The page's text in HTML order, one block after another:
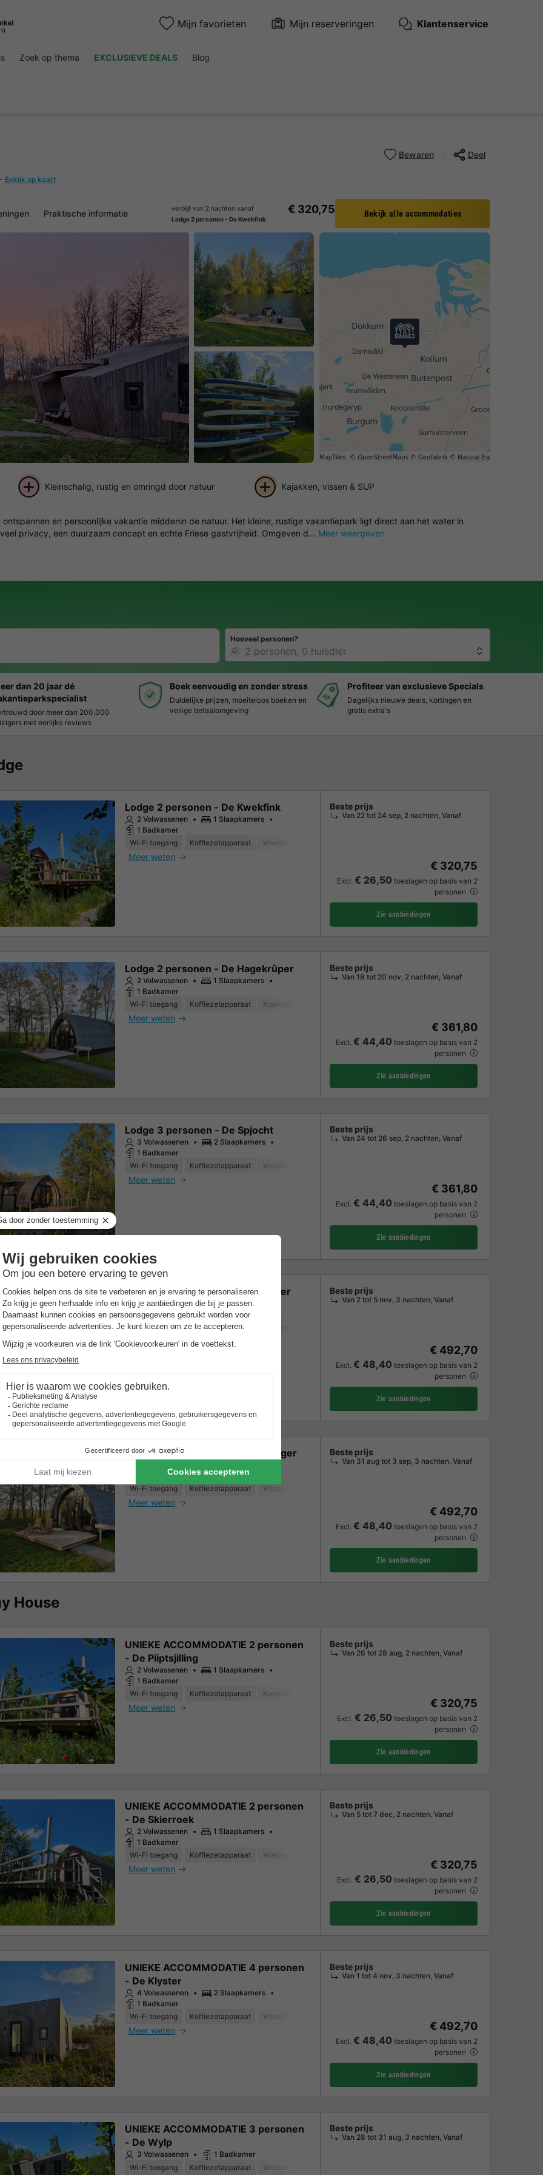
Mijn favorieten Mijn reserveringen Klantenservice
Zoek op thema EXCLUSIEVE DEALS Blog
Praktische informatie
verblijf van 2 nachten vanaf
Lodge 2 personen - De Kwekfink
€ 320,75 Bekijk alle accommodaties
Bewaren Deel
Bekijk op kaart
foto's
Kleinschalig, rustig en omringd door natuur Kajakken, vissen & SUP
en persoonlijke vakantie middenin de natuur. Het kleine, rustige vakantiepark ligt direct aan het water in
privacy, een duurzaam concept en echte Friese gastvrijheid. Omgeven d... Meer weergeven
Hoeveel personen?
dan 20 jaar dé
door meer dan 200.000
met eerlijke reviews
Boek eenvoudig en zonder stress
Duidelijke prijzen, moeiteloos boeken en
veilige betaalomgeving
Profiteer van exclusieve Specials
Dagelijks nieuwe deals, kortingen en
gratis extra's
Lodge 2 personen - De Kwekfink
2 Volwassenen
1 Slaapkamers
1 Badkamer
Wi-Fi toegang
Koffiezetapparaat Vriezer
Meer weten
Beste prijs
Van 22 tot 24 sep, 2 nachten, Vanaf
€ 320,75
Excl. € 26,50 toeslagen op basis van 2
personen
Zie aanbiedingen
Lodge 2 personen - De Hagekrûper
2 Volwassenen
1 Slaapkamers
1 Badkamer
Wi-Fi toegang
Koffiezetapparaat Koelkast
Meer weten
Beste prijs
Van 18 tot 20 nov, 2 nachten, Vanaf
€ 361,80
Excl. € 44,40 toeslagen op basis van 2
personen
Zie aanbiedingen
Lodge 3 personen - De Spjocht
3 Volwassenen
2 Slaapkamers
1 Badkamer
Wi-Fi toegang
Koffiezetapparaat Vriezer
Meer weten
Beste prijs
Van 24 tot 26 sep, 2 nachten, Vanaf
€ 361,80
Excl. € 44,40 toeslagen op basis van 2
personen
Zie aanbiedingen
Lodge 2 personen - De Houtekster
2 Volwassenen
1 Slaapkamers
1 Badkamer
Wi-Fi toegang
Koffiezetapparaat
Meer weten
Beste prijs
Van 2 tot 5 nov, 3 nachten, Vanaf
€ 492,70
Excl. € 48,40 toeslagen op basis van 2
personen
Zie aanbiedingen
Lodge 2 personen - De Bosksjonger
1 Badkamer
Wi-Fi toegang
Koffiezetapparaat Vriezer
Meer weten
Beste prijs
Van 31 aug tot 3 sep, 3 nachten, Vanaf
€ 492,70
Excl. € 48,40 toeslagen op basis van 2
personen
Zie aanbiedingen
House
UNIEKE ACCOMMODATIE 2 personen
- De Piiptsjilling
2 Volwassenen
1 Slaapkamers
1 Badkamer
Wi-Fi toegang
Koffiezetapparaat Koelkast
Meer weten
Beste prijs
Van 26 tot 28 aug, 2 nachten, Vanaf
€ 320,75
Excl. € 26,50 toeslagen op basis van 2
personen
Zie aanbiedingen
UNIEKE ACCOMMODATIE 2 personen
- De Skierroek
2 Volwassenen
1 Slaapkamers
1 Badkamer
Wi-Fi toegang
Koffiezetapparaat Vriezer
Meer weten
Beste prijs
Van 5 tot 7 dec, 2 nachten, Vanaf
€ 320,75
Excl. € 26,50 toeslagen op basis van 2
personen
Zie aanbiedingen
UNIEKE ACCOMMODATIE 4 personen
- De Klyster
4 Volwassenen
2 Slaapkamers
1 Badkamer
Wi-Fi toegang
Koffiezetapparaat Vriezer
Meer weten
Beste prijs
Van 1 tot 4 nov, 3 nachten, Vanaf
€ 492,70
Excl. € 48,40 toeslagen op basis van 2
personen
Zie aanbiedingen
UNIEKE ACCOMMODATIE 3 personen
- De Wylp
3 Volwassenen
1 Badkamer
Wi-Fi toegang
Koffiezetapparaat Vriezer
Beste prijs
Van 28 tot 31 aug, 3 nachten, Vanaf